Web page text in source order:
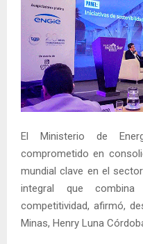
El Ministerio de
comprometido en
mundial clave en el
integral que combina
competitividad, afirmó,
Minas, Henry Luna